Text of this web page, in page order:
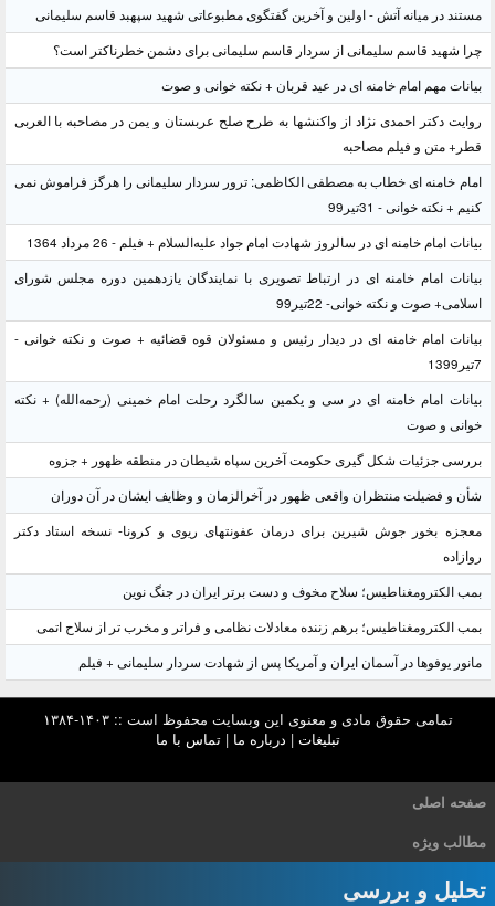
مستند در میانه آتش - اولین و آخرین گفتگوی مطبوعاتی شهید سپهبد قاسم سلیمانی
چرا شهید قاسم سلیمانی از سردار قاسم سلیمانی برای دشمن خطرناکتر است؟
بیانات مهم امام خامنه ای در عید قربان + نکته خوانی و صوت
روایت دکتر احمدی نژاد از واکنشها به طرح صلح عربستان و یمن در مصاحبه با العربی
قطر+ متن و فیلم مصاحبه
امام خامنه ای خطاب به مصطفی الکاظمی: ترور سردار سلیمانی را هرگز فراموش نمی
کنیم + نکته خوانی - 31تیر99
بیانات امام خامنه ای در سالروز شهادت امام جواد علیه‌السلام + فیلم - 26 مرداد 1364
بیانات امام خامنه ای در ارتباط تصویری با نمایندگان یازدهمین دوره مجلس شورای
اسلامی+ صوت و نکته خوانی- 22تیر99
بیانات امام خامنه ای در دیدار رئیس و مسئولان قوه قضائیه + صوت و نکته خوانی -
7تیر1399
بیانات امام خامنه ای در سی و یکمین سالگرد رحلت امام خمینی (رحمه‌الله) + نکته
خوانی و صوت
بررسی جزئیات شکل گیری حکومت آخرین سپاه شیطان در منطقه ظهور + جزوه
شأن و فضیلت منتظران واقعی ظهور در آخرالزمان و وظایف ایشان در آن دوران
معجزه بخور جوش شیرین برای درمان عفونتهای ریوی و کرونا- نسخه استاد دکتر
روازاده
بمب الکترومغناطیس؛ سلاح مخوف و دست برتر ایران در جنگ نوین
بمب الکترومغناطیس؛ برهم زننده معادلات نظامی و فراتر و مخرب تر از سلاح اتمی
مانور یوفوها در آسمان ایران و آمریکا پس از شهادت سردار سلیمانی + فیلم
تمامی حقوق مادی و معنوی این وبسایت محفوظ است :: ۱۴۰۳-۱۳۸۴
تبلیغات | درباره ما |تماس با ما
صفحه اصلی
مطالب ویژه
تحلیل و بررسی